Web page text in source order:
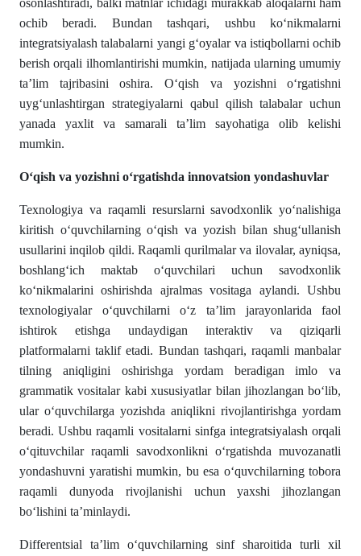
osonlashtiradi, balki matnlar ichidagi murakkab aloqalarni ham
ochib beradi. Bundan tashqari, ushbu koʻnikmalarni
integratsiyalash talabalarni yangi gʻoyalar va istiqbollarni ochib
berish orqali ilhomlantirishi mumkin, natijada ularning umumiy
ta’lim tajribasini oshira. Oʻqish va yozishni oʻrgatishni
uygʻunlashtirgan strategiyalarni qabul qilish talabalar uchun
yanada yaxlit va samarali ta’lim sayohatiga olib kelishi
mumkin.
Oʻqish va yozishni oʻrgatishda innovatsion yondashuvlar
Texnologiya va raqamli resurslarni savodxonlik yoʻnalishiga
kiritish oʻquvchilarning oʻqish va yozish bilan shugʻullanish
usullarini inqilob qildi. Raqamli qurilmalar va ilovalar, ayniqsa,
boshlangʻich maktab oʻquvchilari uchun savodxonlik
koʻnikmalarini oshirishda ajralmas vositaga aylandi. Ushbu
texnologiyalar oʻquvchilarni oʻz ta’lim jarayonlarida faol
ishtirok etishga undaydigan interaktiv va qiziqarli
platformalarni taklif etadi. Bundan tashqari, raqamli manbalar
tilning aniqligini oshirishga yordam beradigan imlo va
grammatik vositalar kabi xususiyatlar bilan jihozlangan boʻlib,
ular oʻquvchilarga yozishda aniqlikni rivojlantirishga yordam
beradi. Ushbu raqamli vositalarni sinfga integratsiyalash orqali
oʻqituvchilar raqamli savodxonlikni oʻrgatishda muvozanatli
yondashuvni yaratishi mumkin, bu esa oʻquvchilarning tobora
raqamli dunyoda rivojlanishi uchun yaxshi jihozlangan
boʻlishini ta’minlaydi.
Differentsial ta’lim oʻquvchilarning sinf sharoitida turli xil